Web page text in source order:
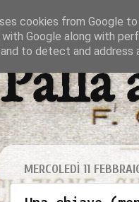
Palla
MERCOLEDÌ 11
cookies from Google
with Google along with
to detect and address